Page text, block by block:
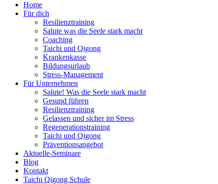
Home
Für dich
Resilienztraining
Salute was die Seele stark macht
Coaching
Taichi und Qigong
Krankenkasse
Bildungsurlaub
Stress-Management
Für Unternehmen
Salute! Was die Seele stark macht
Gesund führen
Resilienztraining
Gelassen und sicher im Stress
Regenerationstraining
Taichi und Qigong
Präventionsangebot
Aktuelle-Seminare
Blog
Kontakt
Taichi Qigong Schule